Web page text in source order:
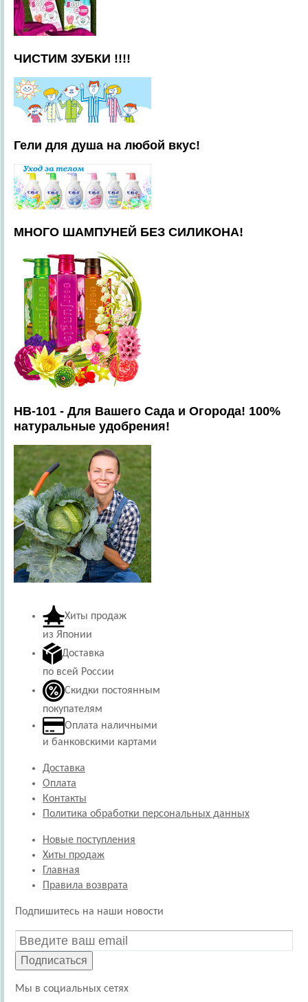
ЧИСТИМ ЗУБКИ !!!!
Гели для душа на любой вкус!
МНОГО ШАМПУНЕЙ БЕЗ СИЛИКОНА!
HB-101 - Для Вашего Сада и Огорода! 100%
натуральные удобрения!
Хиты продаж
из Японии
Доставка
по всей России
Скидки постоянным
покупателям
Оплата наличными
и банковскими картами
Доставка
Оплата
Контакты
Политика обработки персональных данных
Новые поступления
Хиты продаж
Главная
Правила возврата
Подпишитесь на наши новости
Подписаться
Мы в социальных сетях